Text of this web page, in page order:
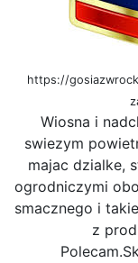
https://
Wiosna i
swiezym
majac dzialke,
ogrodniczymi
smacznego i
z